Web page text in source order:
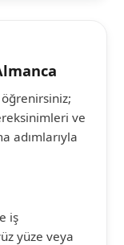
öğrenirsiniz;
ve
adımlarıyla
iş
yüze veya